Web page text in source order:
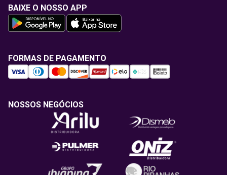
BAIXE O NOSSO APP
FORMAS DE PAGAMENTO
NOSSOS NEGÓCIOS